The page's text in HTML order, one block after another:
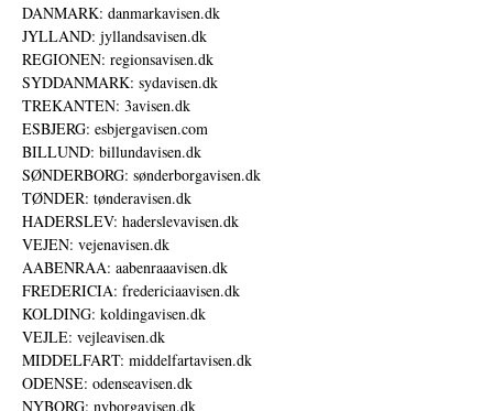
DANMARK: danmarkavisen.dk
JYLLAND: jyllandsavisen.dk
REGIONEN: regionsavisen.dk
SYDDANMARK: sydavisen.dk
TREKANTEN: 3avisen.dk
ESBJERG: esbjergavisen.com
BILLUND: billundavisen.dk
SØNDERBORG: sønderborgavisen.dk
TØNDER: tønderavisen.dk
HADERSLEV: haderslevavisen.dk
VEJEN: vejenavisen.dk
AABENRAA: aabenraaavisen.dk
FREDERICIA: fredericiaavisen.dk
KOLDING: koldingavisen.dk
VEJLE: vejleavisen.dk
MIDDELFART: middelfartavisen.dk
ODENSE: odenseavisen.dk
NYBORG: nyborgavisen.dk